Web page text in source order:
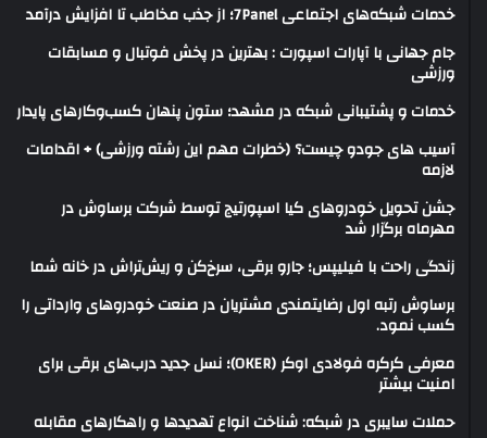
خدمات شبکه‌های اجتماعی 7Panel؛ از جذب مخاطب تا افزایش درآمد
جام جهانی با آپارات اسپورت : بهترین در پخش فوتبال و مسابقات
ورزشی
خدمات و پشتیبانی شبکه در مشهد؛ ستون پنهان کسب‌وکارهای پایدار
آسیب های جودو چیست؟ (خطرات مهم این رشته ورزشی) + اقدامات
لازمه
جشن تحویل خودروهای کیا اسپورتیج توسط شرکت برساوش در
مهرماه برگزار شد
زندگی راحت با فیلیپس؛ جارو برقی، سرخ‌کن و ریش‌تراش در خانه شما
برساوش رتبه اول رضایتمندی مشتریان در صنعت خودروهای وارداتی را
کسب نمود.
معرفی کرکره فولادی اوکر (OKER)؛ نسل جدید درب‌های برقی برای
امنیت بیشتر
حملات سایبری در شبکه: شناخت انواع تهدیدها و راهکارهای مقابله